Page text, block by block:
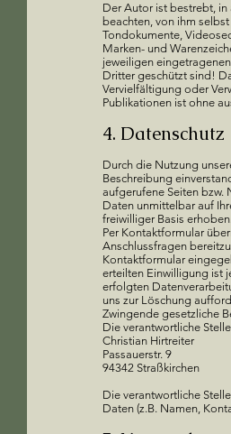
Der Autor ist bestrebt, in
beachten, von ihm
Tondokumente,
Marken- und
jeweiligen
Dritter geschützt sind!
Vervielfältigung oder
Publikationen ist ohne
4. Datenschutz
Durch die Nutzung
Beschreibung
aufgerufene Seiten bzw.
Daten unmittelbar auf
freiwilliger Basis
Per Kontaktformular
Anschlussfragen
Kontaktformular
erteilten Einwilligung ist
erfolgten
uns zur Löschung
Zwingende gesetzliche
Die verantwortliche
Christian Hirtreiter
Passauerstr. 9
94342 Straßkirchen
Die verantwortliche
Daten (z.B. Namen,